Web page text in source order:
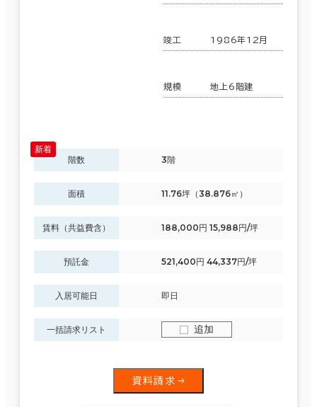
竣工 1986年12月
規模 地上6階建
階数 3階
面積 11.76坪（38.876㎡）
賃料（共益費含） 188,000円 15,988円/坪
預託金 521,400円 44,337円/坪
入居可能日 即日
一括請求リスト 追加
資料請求